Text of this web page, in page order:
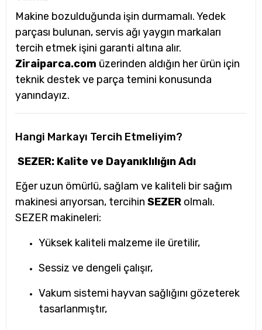
Makine bozulduğunda işin durmamalı. Yedek
parçası bulunan, servis ağı yaygın markaları
tercih etmek işini garanti altına alır.
Ziraiparca.com üzerinden aldığın her ürün için
teknik destek ve parça temini konusunda
yanındayız.
Hangi Markayı Tercih Etmeliyim?
SEZER: Kalite ve Dayanıklılığın Adı
Eğer uzun ömürlü, sağlam ve kaliteli bir sağım
makinesi arıyorsan, tercihin SEZER olmalı.
SEZER makineleri:
Yüksek kaliteli malzeme ile üretilir,
Sessiz ve dengeli çalışır,
Vakum sistemi hayvan sağlığını gözeterek
tasarlanmıştır,